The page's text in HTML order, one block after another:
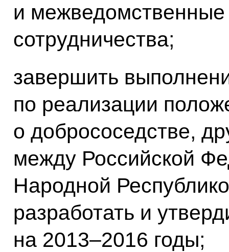
и
сотрудничества;
завершить
по реализации
о добрососедстве,
между Российской
Народной
разработать и
на 2013–2016 годы;